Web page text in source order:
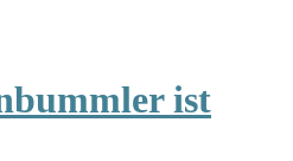
ist